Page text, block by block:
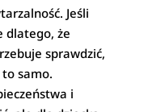
Jeśli
dlatego, że
sprawdzić,
samo.
i